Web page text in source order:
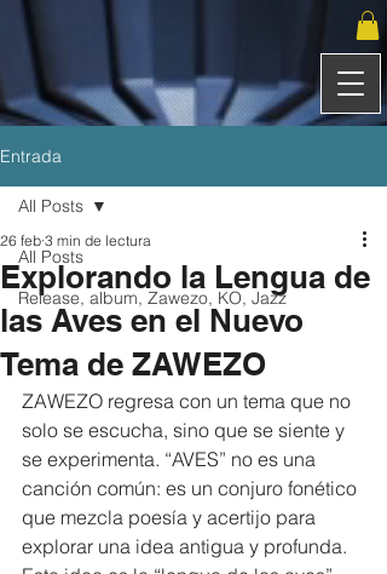
Entrada
All Posts
Release, album, Zawezo, KO, Jazz
All Posts
Explorando la Lengua de
las Aves en el Nuevo
Tema de ZAWEZO
26 feb 3 min de lectura
ZAWEZO regresa con un tema que no
solo se escucha, sino que se siente y
se experimenta. “AVES” no es una
canción común: es un conjuro fonético
que mezcla poesía y acertijo para
explorar una idea antigua y profunda.